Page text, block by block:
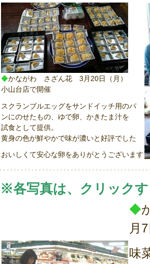
◆かながわ さざん花 3月20日（月）
小山台店で開催
スクランブルエッグをサンドイッチ用のパ
ンにのせたもの、ゆで卵、かきたま汁を
試食として提供。
黄身の色が鮮やかで味が濃いと好評でした
おいしくて安心な卵をありがとうございます
※各写真は、クリック
◆
月
味